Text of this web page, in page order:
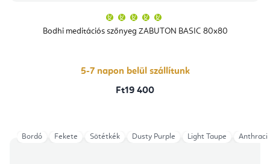
Bodhi meditációs szőnyeg ZABUTON BASIC 80x80
átlagos
értékelése
csillag.
5-7 napon belül szállítunk
Ft19 400
Bordó Fekete Sötétkék Dusty Purple Light Taupe